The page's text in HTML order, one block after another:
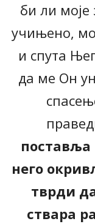
би ли моје
учињено,
и спута
да ме Он
поставља
него
тврди
ствара